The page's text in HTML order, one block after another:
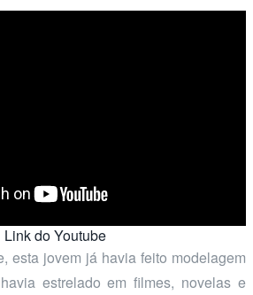
Link do Youtube
esta jovem já havia feito modelagem
estrelado em filmes, novelas e